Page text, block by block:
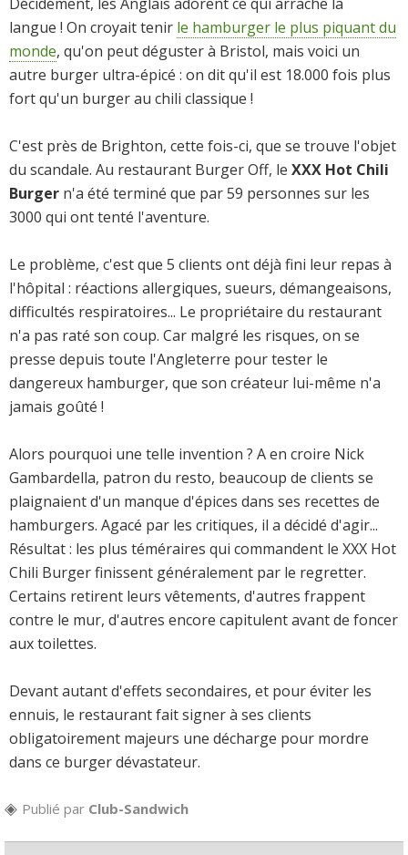
langue ! On croyait tenir le hamburger le plus piquant du
monde, qu'on peut déguster à Bristol, mais voici un
autre burger ultra-épicé : on dit qu'il est 18.000 fois plus
fort qu'un burger au chili classique !
C'est près de Brighton, cette fois-ci, que se trouve l'objet
du scandale. Au restaurant Burger Off, le XXX Hot Chili
Burger n'a été terminé que par 59 personnes sur les
3000 qui ont tenté l'aventure.
Le problème, c'est que 5 clients ont déjà fini leur repas à
l'hôpital : réactions allergiques, sueurs, démangeaisons,
difficultés respiratoires... Le propriétaire du restaurant
n'a pas raté son coup. Car malgré les risques, on se
presse depuis toute l'Angleterre pour tester le
dangereux hamburger, que son créateur lui-même n'a
jamais goûté !
Alors pourquoi une telle invention ? A en croire Nick
Gambardella, patron du resto, beaucoup de clients se
plaignaient d'un manque d'épices dans ses recettes de
hamburgers. Agacé par les critiques, il a décidé d'agir...
Résultat : les plus téméraires qui commandent le XXX Hot
Chili Burger finissent généralement par le regretter.
Certains retirent leurs vêtements, d'autres frappent
contre le mur, d'autres encore capitulent avant de foncer
aux toilettes.
Devant autant d'effets secondaires, et pour éviter les
ennuis, le restaurant fait signer à ses clients
obligatoirement majeurs une décharge pour mordre
dans ce burger dévastateur.
Publié par Club-Sandwich